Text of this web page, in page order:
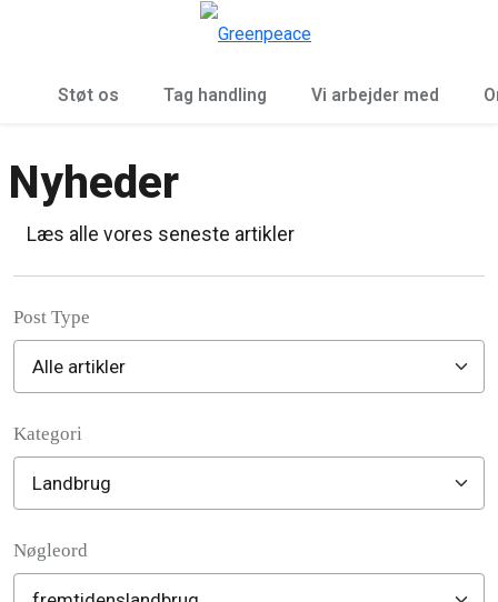
Støt os Tag handling Vi arbejder med
Nyheder
Læs alle vores seneste artikler
Post Type
Kategori
Nøgleord